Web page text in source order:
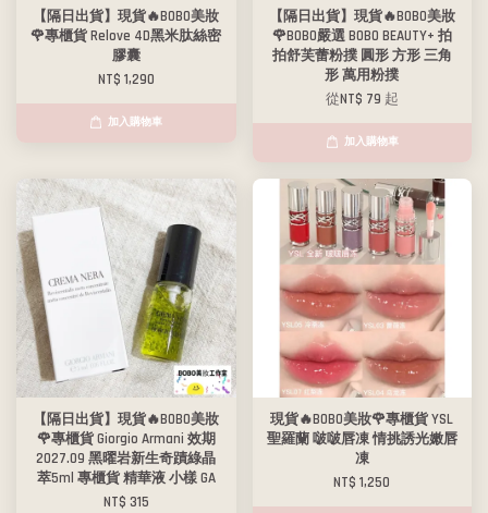
【隔日出貨】現貨🔥BOBO美妝
🌹專櫃貨 Relove 4D黑米肽絲密
膠囊
NT$ 1,290
加入購物車
【隔日出貨】現貨🔥BOBO美妝
🌹BOBO嚴選 BOBO BEAUTY+ 拍
拍舒芙蕾粉撲 圓形 方形 三角
形 萬用粉撲
從NT$ 79 起
加入購物車
【隔日出貨】現貨🔥BOBO美妝
🌹專櫃貨 Giorgio Armani 效期
2027.09 黑曜岩新生奇蹟綠晶
萃5ml 專櫃貨 精華液 小樣 GA
NT$ 315
現貨🔥BOBO美妝🌹專櫃貨 YSL
聖羅蘭 啵啵唇凍 情挑誘光嫩唇
凍
NT$ 1,250